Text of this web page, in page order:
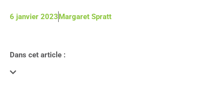
6 janvier 2023Margaret Spratt
Dans cet article :